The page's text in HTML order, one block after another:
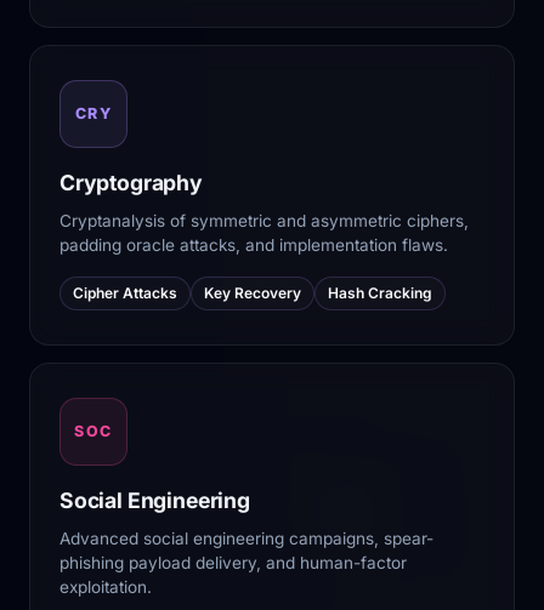
CRY
Cryptography
Cryptanalysis of symmetric and asymmetric ciphers,
padding oracle attacks, and implementation flaws.
Cipher Attacks Key Recovery Hash Cracking
SOC
Social Engineering
Advanced social engineering campaigns, spear-
phishing payload delivery, and human-factor
exploitation.